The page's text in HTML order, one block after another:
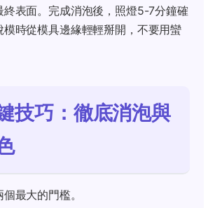
終表面。完成消泡後，照燈5-7分鐘確
模時從模具邊緣輕輕掰開，不要用蠻
技巧：徹底消泡與
最大的門檻。